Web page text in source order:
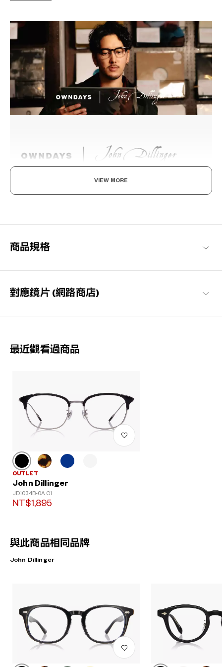
復古風格的，全新詮釋
VIEW MORE
商品規格
對應鏡片 (網路商店)
最近觀看過商品
OUTLET
John Dillinger
JD1034B-0A C1
NT$1,895
與此商品相同品牌
John Dillinger